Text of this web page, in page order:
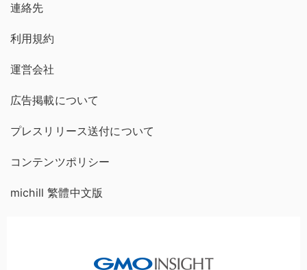
連絡先
利用規約
運営会社
広告掲載について
プレスリリース送付について
コンテンツポリシー
michill 繁體中文版